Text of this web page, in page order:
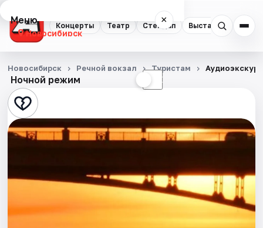
Концерты Театр Стендап Выставки
Меню ×
Новосибирск
Концерты
Театр
Стендап
Выставки
Ночной режим ☾
Новосибирск Речной вокзал Туристам